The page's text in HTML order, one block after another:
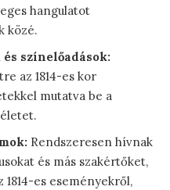
hangulatot
közé.
színelőadások:
az 1814-es kor
mutatva be a
Rendszeresen hívnak
és más szakértőket,
es eseményekről,